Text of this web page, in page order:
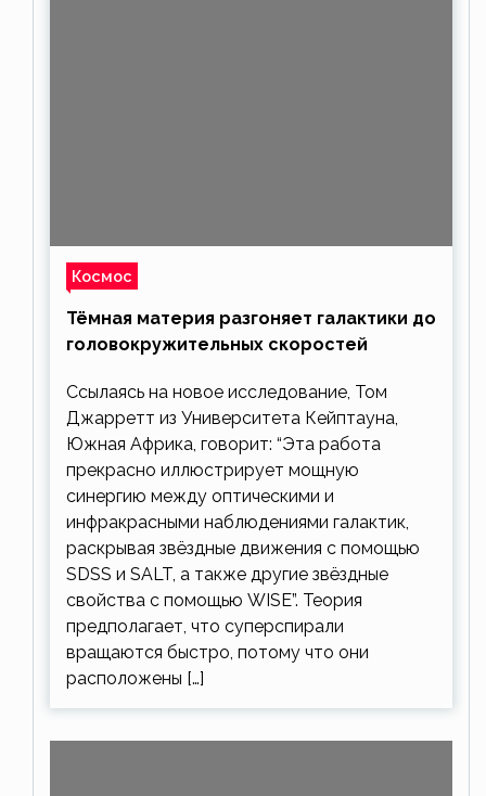
Космос
Тёмная материя разгоняет галактики до
головокружительных скоростей
Ссылаясь на новое исследование, Том
Джарретт из Университета Кейптауна,
Южная Африка, говорит: “Эта работа
прекрасно иллюстрирует мощную
синергию между оптическими и
инфракрасными наблюдениями галактик,
раскрывая звёздные движения с помощью
SDSS и SALT, а также другие звёздные
свойства с помощью WISE”. Теория
предполагает, что суперспирали
вращаются быстро, потому что они
расположены […]